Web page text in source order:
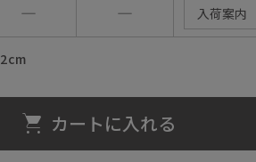
― ― 入荷案内
cm
カートに入れる